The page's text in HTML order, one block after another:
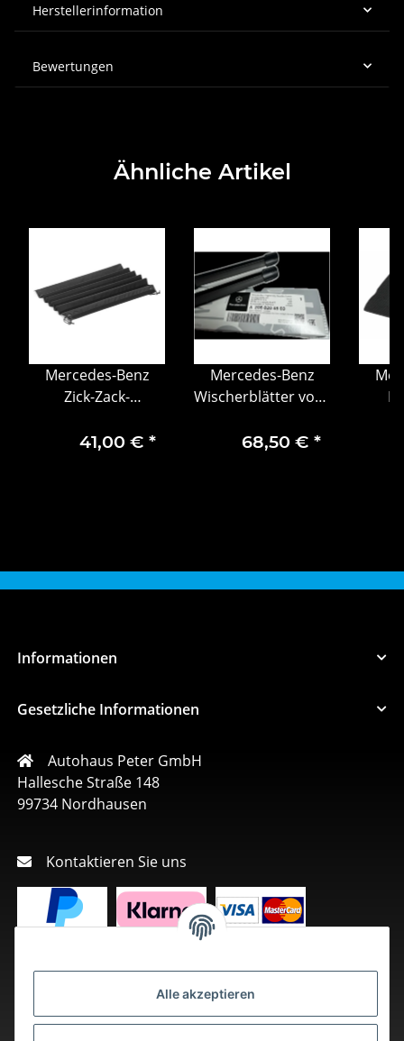
Alle akzeptieren
Herstellerinformation
Bewertungen
Ähnliche Artikel
Mercedes-Benz
Zick-Zack-
41,00 € *
Mercedes-Benz
Wischerblätter vorn
253 und EQC 293
68,50 € *
Informationen
Gesetzliche Informationen
Autohaus Peter GmbH
Hallesche Straße 148
99734 Nordhausen
Kontaktieren Sie uns